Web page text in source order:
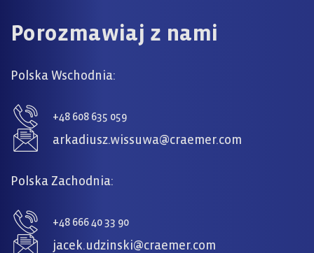
Porozmawiaj z nami
Polska Wschodnia:
+48 608 635 059
arkadiusz.wissuwa@craemer.com
Polska Zachodnia:
+48 666 40 33 90
jacek.udzinski@craemer.com